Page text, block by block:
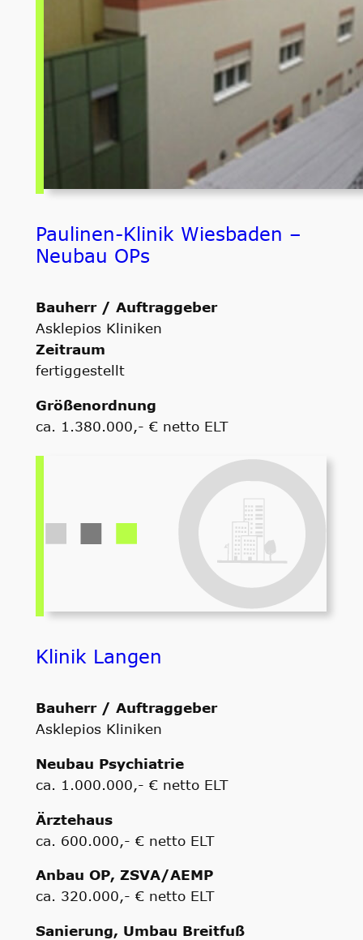
Paulinen-Klinik Wiesbaden –
Neubau OPs
Bauherr / Auftraggeber
Asklepios Kliniken
Zeitraum
fertiggestellt
Größenordnung
ca. 1.380.000,- € netto ELT
Klinik Langen
Bauherr / Auftraggeber
Asklepios Kliniken
Neubau Psychiatrie
ca. 1.000.000,- € netto ELT
Ärztehaus
ca. 600.000,- € netto ELT
Anbau OP, ZSVA/AEMP
ca. 320.000,- € netto ELT
Sanierung, Umbau Breitfuß